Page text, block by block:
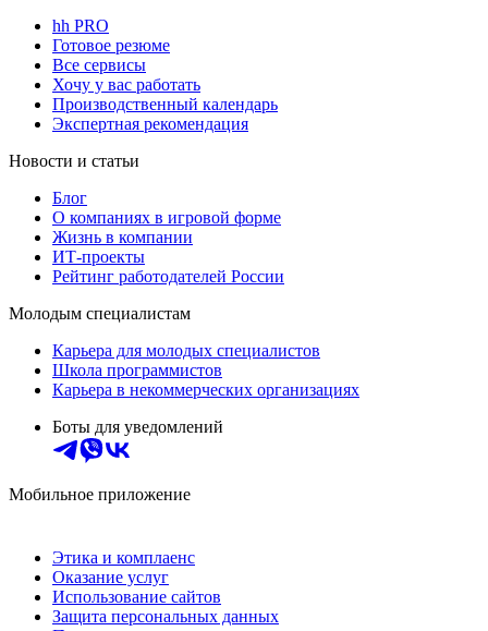
hh PRO
Готовое резюме
Все сервисы
Хочу у вас работать
Производственный календарь
Экспертная рекомендация
Новости и статьи
Блог
О компаниях в игровой форме
Жизнь в компании
ИТ-проекты
Рейтинг работодателей России
Молодым специалистам
Карьера для молодых специалистов
Школа программистов
Карьера в некоммерческих организациях
Боты для уведомлений
Мобильное приложение
Этика и комплаенс
Оказание услуг
Использование сайтов
Защита персональных данных